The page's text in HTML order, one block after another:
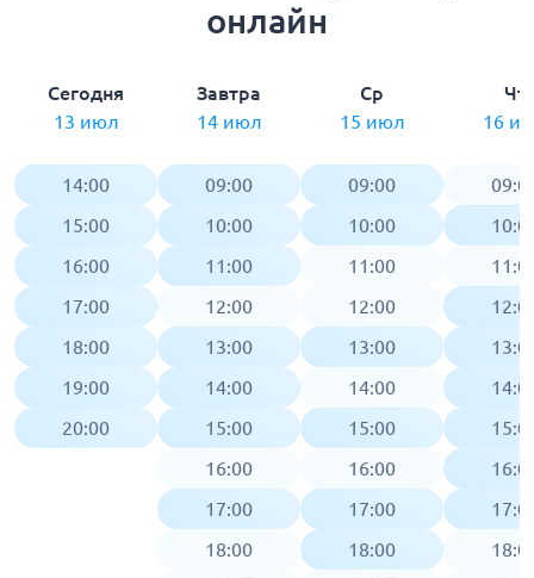
онлайн
Сегодня
13 июл
14:00
15:00
16:00
17:00
18:00
19:00
20:00
Завтра
14 июл
09:00
10:00
11:00
12:00
13:00
14:00
15:00
16:00
17:00
18:00
Ср
15 июл
09:00
10:00
11:00
12:00
13:00
14:00
15:00
16:00
17:00
18:00
Чт
16